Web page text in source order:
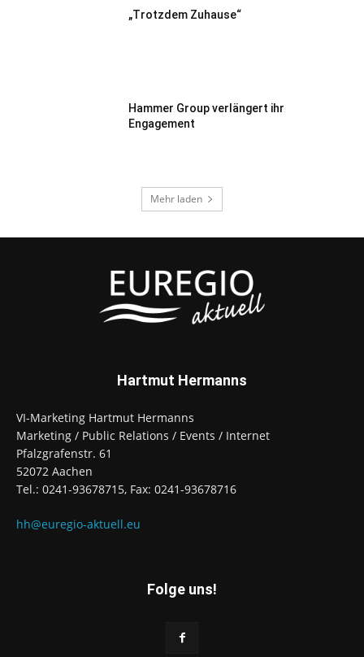
„Trotzdem Zuhause“
Hammer Group verlängert ihr
Engagement
Mehr laden
Hartmut Hermanns
VI-Marketing Hartmut Hermanns
Marketing / Public Relations / Events / Internet
Pfalzgrafenstr. 61
52072 Aachen
Tel.: 0241-93678715, Fax: 0241-93678716
hh@euregio-aktuell.eu
Folge uns!